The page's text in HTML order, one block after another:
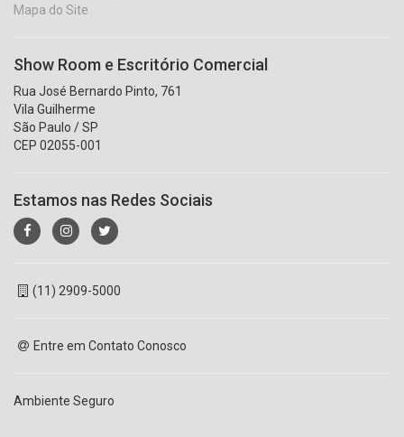
Mapa do Site
Show Room e Escritório Comercial
Rua José Bernardo Pinto, 761
Vila Guilherme
São Paulo / SP
CEP 02055-001
Estamos nas Redes Sociais
(11) 2909-5000
Entre em Contato Conosco
Ambiente Seguro